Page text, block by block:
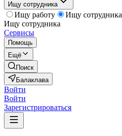
Ищу сотрудника
Ищу работу
Ищу сотрудника
Ищу сотрудника
Сервисы
Помощь
Ещё
Поиск
Балаклава
Войти
Войти
Зарегистрироваться